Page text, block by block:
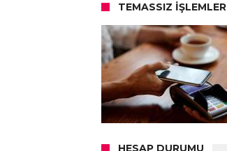
TEMASSIZ İŞLEMLER
HESAP DURUMU